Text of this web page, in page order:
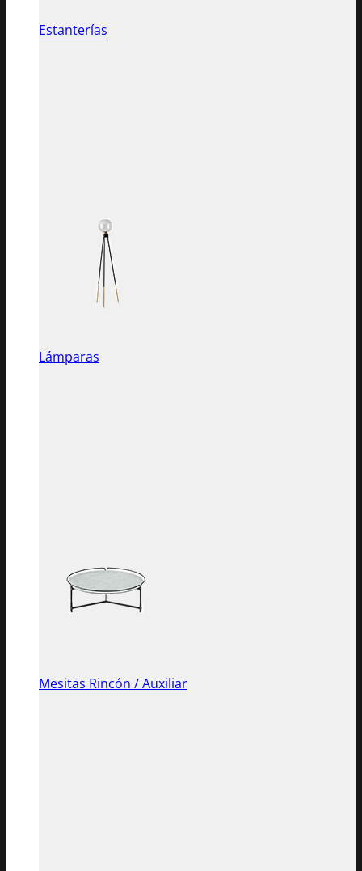
Estanterías
Lámparas
Mesitas Rincón / Auxiliar